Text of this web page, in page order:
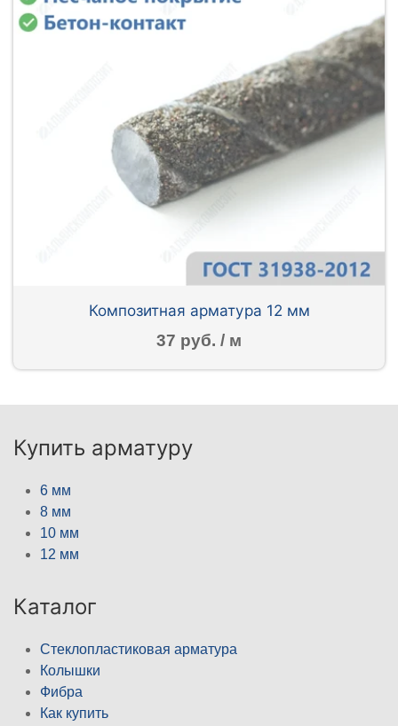
Композитная арматура 12 мм
37 руб. / м
Купить арматуру
6 мм
8 мм
10 мм
12 мм
Каталог
Стеклопластиковая арматура
Колышки
Фибра
Как купить